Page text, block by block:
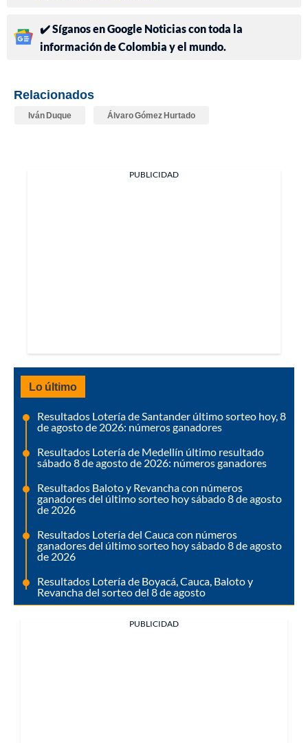
✔️ Síganos en Google Noticias con toda la
información de Colombia y el mundo.
Relacionados
Iván Duque Álvaro Gómez Hurtado
PUBLICIDAD
Lo último
Resultados Lotería de Santander último sorteo hoy, 8
de agosto de 2026: números ganadores
Resultados Lotería de Medellín último resultado
sábado 8 de agosto de 2026: números ganadores
Resultados Baloto y Revancha con números
ganadores del último sorteo hoy sábado 8 de agosto
de 2026
Resultados Lotería del Cauca con números
ganadores del último sorteo hoy sábado 8 de agosto
de 2026
Resultados Lotería de Boyacá, Cauca, Baloto y
Revancha del sorteo del 8 de agosto
PUBLICIDAD